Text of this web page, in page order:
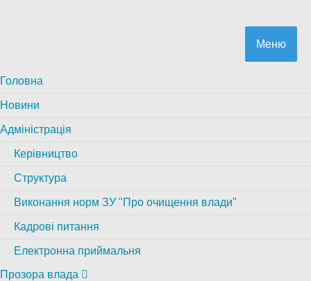
Меню
Головна
Новини
Адміністрація
Керівництво
Структура
Виконання норм ЗУ "Про очищення влади"
Кадрові питання
Електронна приймальня
Прозора влада